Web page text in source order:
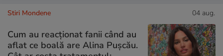
Stiri Mondene 04 aug.
Cum au reacționat fanii când au
aflat ce boală are Alina Pușcău.